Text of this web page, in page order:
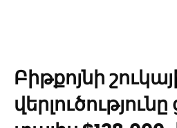
Բիթքոյնի
վերլուծությունը